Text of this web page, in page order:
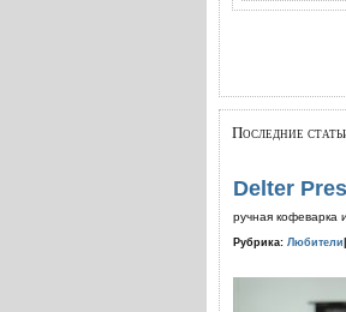
Последние
Delter
ручная кофеварка
Рубрика: Любители